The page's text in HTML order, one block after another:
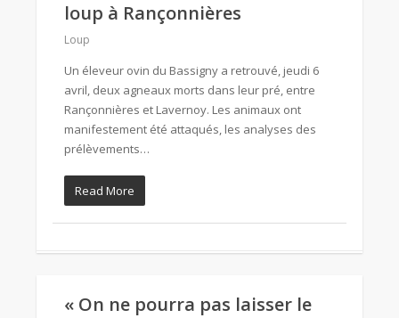
loup à Rançonnières
Loup
Un éleveur ovin du Bassigny a retrouvé, jeudi 6
avril, deux agneaux morts dans leur pré, entre
Rançonnières et Lavernoy. Les animaux ont
manifestement été attaqués, les analyses des
prélèvements…
Read More
« On ne pourra pas laisser le